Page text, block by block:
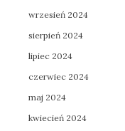
wrzesień 2024
sierpień 2024
lipiec 2024
czerwiec 2024
maj 2024
kwiecień 2024